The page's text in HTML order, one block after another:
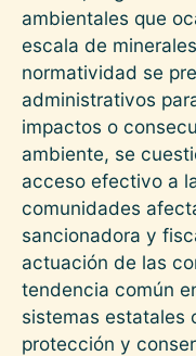
ambientales que
escala de minerales
normatividad se
administrativos
impactos o
ambiente, se
acceso efectivo a
comunidades
sancionadora y
actuación de las
tendencia común
sistemas estatales
protección y